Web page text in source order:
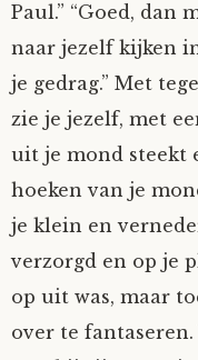
Tom Mathys
Vorrion
Vrolijke
Zofianina
Paul.” “Goed, dan
naar jezelf kijken
je gedrag.” Met
zie je jezelf, met
uit je mond steekt
hoeken van je
je klein en
verzorgd en op je
op uit was, maar
over te